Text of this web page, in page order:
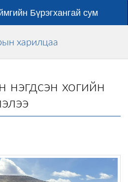
Бүрэгхангай сум
харилцаа
хогийн